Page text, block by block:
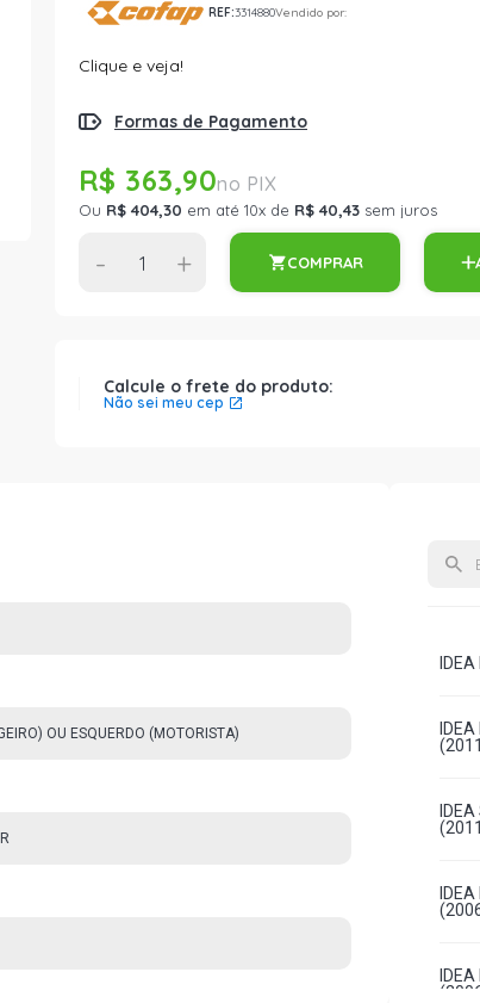
REF:3314880Vendido por:
Clique e veja!
Formas de Pagamento
R$ 363,90
Ou R$ 404,30 em até 10x de R$ 40,43 sem juros
- + COMPRAR
Calcule o frete do produto:
Não sei meu cep
OU ESQUERDO (MOTORISTA)